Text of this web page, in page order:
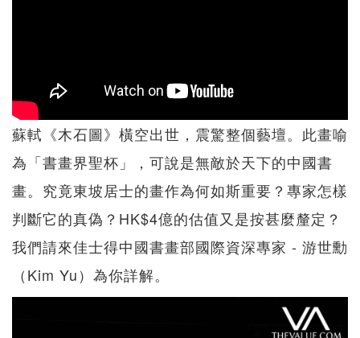
蘇軾《木石圖》橫空出世，震驚整個藝壇。此畫喻
為「書畫界聖杯」，可說是無敵於天下的中國書
畫。究竟東坡居士的畫作為何如斯重要？專家怎樣
判斷它的真偽？HK$4億的估值又是按甚麼釐定？
我們請來佳士得中國書畫部國際資深專家 - 游世勳
（Kim Yu）為你詳解。